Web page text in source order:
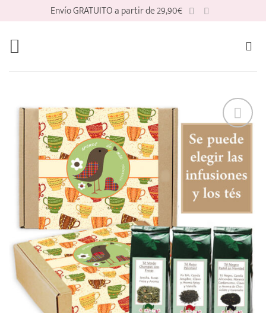
contenido
Envío GRATUITO a partir de 29,90€